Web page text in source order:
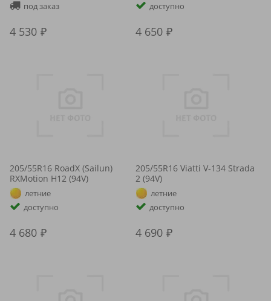
под заказ
4 530
доступно
4 650
205/55R16 RoadX (Sailun)
RXMotion H12 (94V)
летние
доступно
4 680
205/55R16 Viatti V-134 Strada
2 (94V)
летние
доступно
4 690